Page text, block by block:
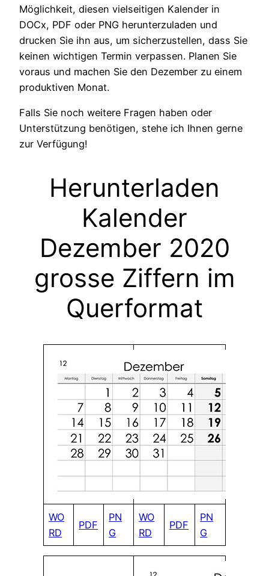
Möglichkeit, diesen vielseitigen Kalender in
DOCx, PDF oder PNG herunterzuladen und
drucken Sie ihn aus, um sicherzustellen, dass Sie
keinen wichtigen Termin verpassen. Planen Sie
voraus und machen Sie den Dezember zu einem
produktiven Monat.
Falls Sie noch weitere Fragen haben oder
Unterstützung benötigen, stehe ich Ihnen gerne
zur Verfügung!
Herunterladen
Kalender
Dezember 2020
grosse Ziffern im
Querformat
WO
RD
PDF
PN
G
WO
RD
PDF
PN
G